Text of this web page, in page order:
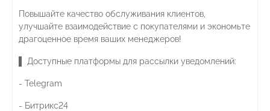
Повышайте качество обслуживания клиентов,
улучшайте взаимодействие с покупателями и экономьте
драгоценное время ваших менеджеров!
▌ Доступные платформы для рассылки уведомлений:
- Telegram
- Битрикс24